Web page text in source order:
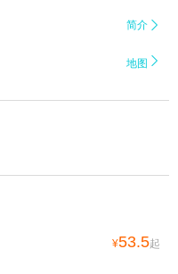
简介 
地图 
¥53.5起